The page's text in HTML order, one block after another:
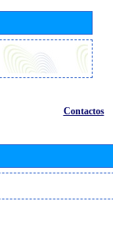
Contactos